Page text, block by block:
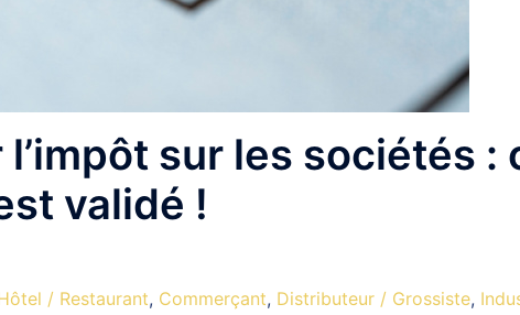
sur les sociétés :
validé !
/ Restaurant, Commerçant, Distributeur / Grossiste,